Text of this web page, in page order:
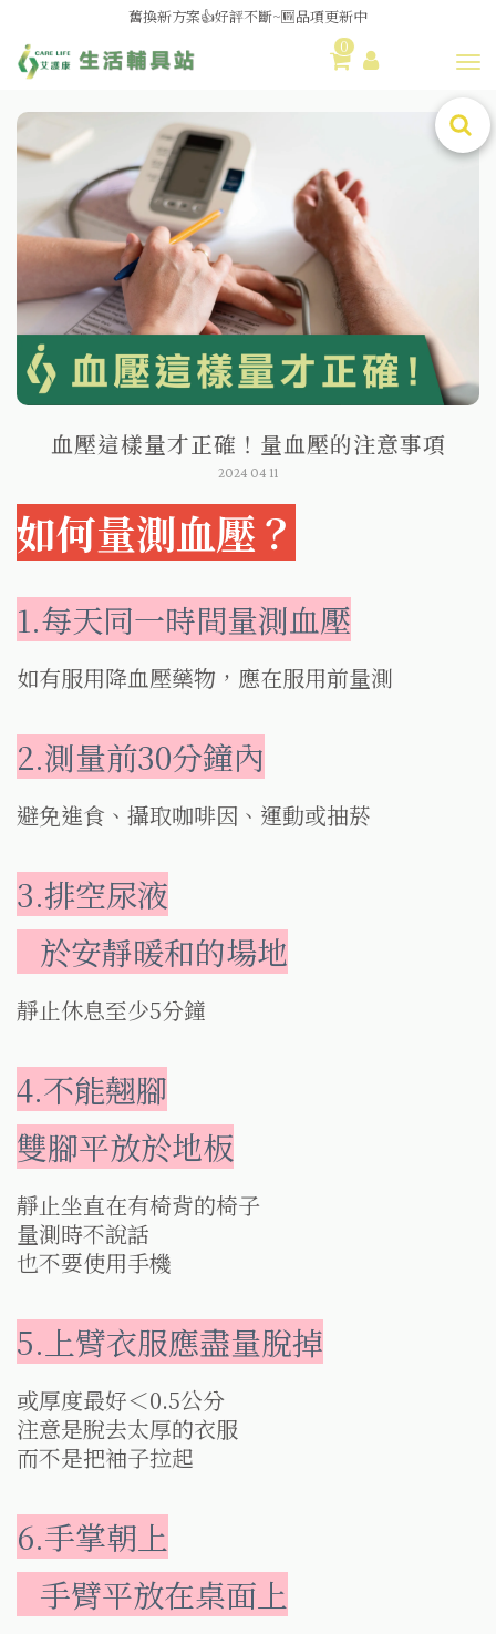
媽媽社團推薦❗歐姆龍NE-U100噴霧器❗躺著噴也👌
舊換新方案👍好評不斷~🆕品項更新中
0
血壓這樣量才正確！量血壓的注意事項
2024 04 11
如何量測血壓？
1.每天同一時間量測血壓
如有服用降血壓藥物，應在服用前量測
2.測量前30分鐘內
避免進食、攝取咖啡因、運動或抽菸
3.排空尿液
於安靜暖和的場地
靜止休息至少5分鐘
4.不能翹腳
雙腳平放於地板
靜止坐直在有椅背的椅子
量測時不說話
也不要使用手機
5.上臂衣服應盡量脫掉
或厚度最好＜0.5公分
注意是脫去太厚的衣服
而不是把袖子拉起
6.手掌朝上
手臂平放在桌面上